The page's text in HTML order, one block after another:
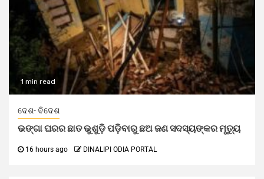
1 min read
ଦେଶ- ବିଦେଶ
ଭଙ୍ଗା ଘରର ଛାତ ଭୁଶୁଡ଼ି ପଡ଼ିବାରୁ ଛଅ ଜଣ ସଦସ୍ୟଙ୍କର ମୃତ୍ୟୁ
16 hours ago DINALIPI ODIA PORTAL